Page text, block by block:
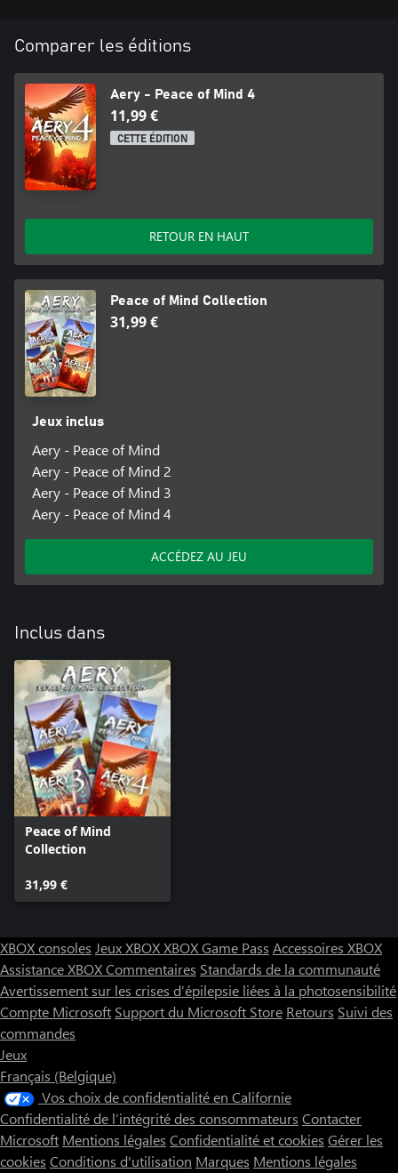
Comparer les éditions
Aery - Peace of Mind 4
11,99 €
CETTE ÉDITION
RETOUR EN HAUT
Peace of Mind Collection
31,99 €
Jeux inclus
Aery - Peace of Mind
Aery - Peace of Mind 2
Aery - Peace of Mind 3
Aery - Peace of Mind 4
ACCÉDEZ AU JEU
Inclus dans
Peace of Mind
Collection
31,99 €
XBOX consoles Jeux XBOXXBOX Game Pass Accessoires XBOX
Assistance XBOXCommentaires Standards de la communauté
Avertissement sur les crises d’épilepsie liées à la photosensibilité
Compte Microsoft Support du Microsoft Store Retours Suivi des
commandes
Jeux
Français (Belgique)
Vos choix de confidentialité en Californie
Confidentialité de l’intégrité des consommateurs Contacter
Microsoft Mentions légales Confidentialité et cookies Gérer les
cookies Conditions d'utilisation Marques Mentions légales